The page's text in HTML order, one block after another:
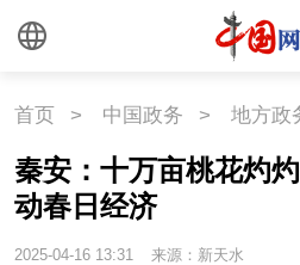
首页 > 中国政务 > 地方政
秦安：十万亩桃花灼
动春日经济
2025-04-16 13:31 来源：新天水